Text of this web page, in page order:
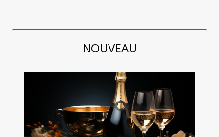
NOUVEAU